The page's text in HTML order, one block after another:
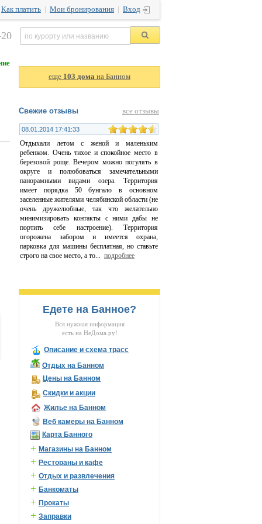
Как платить Мои бронирования Вход
еще 103 дома на Банном
Свежие отзывы все отзывы
08.01.2014 17:41:33
Отдыхали летом с женой и маленьким
ребенком. Очень тихое и спокойное место в
березовой роще. Вечером можно погулять в
округе и полюбоваться замечательными
панорамными видами озера. Территория
имеет порядка 50 бунгало в основном
заселенные жителями челябинской области (не
очень дружелюбные, так что желательно
минимизировать контакты с ними дабы не
портить себе настроение). Территория
огорожена забором и имеется охрана,
парковка для машины бесплатная, но ставьте
строго на свое место, а то... подробнее
Едете на Банное?
Вся нужная информация
есть на НеДома.ру!
Описание и схема трасс
Отдых на Банном
Цены на Банном
Скидки и акции
Жилье на Банном
Веб камеры на Банном
Карта Банного
+ Магазины на Банном
+ Рестораны и кафе
+ Отдых и развлечения
+ Банкоматы
+ Прокаты
+ Заправки